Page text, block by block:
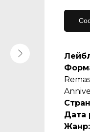
Дата
Жанр: